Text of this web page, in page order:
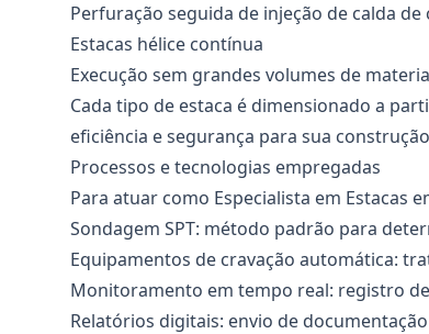
Perfuração seguida de injeção de calda
Estacas hélice contínua
Execução sem grandes volumes de
Cada tipo de estaca é dimensionado a
eficiência e segurança para sua
Processos e tecnologias empregadas
Para atuar como Especialista em Estacas
Sondagem SPT: método padrão para
Equipamentos de cravação automática:
Monitoramento em tempo real: registro
Relatórios digitais: envio de